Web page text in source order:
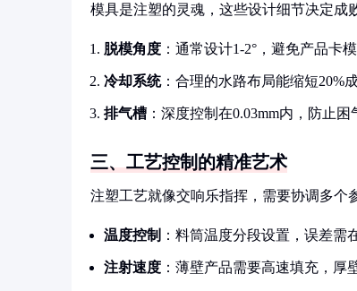
模具是注塑的灵魂，这些设计细节决定成
脱模角度 ：通常设计1-2°，避免产品卡模
冷却系统：合理的水路布局能缩短20%
排气槽 ：深度控制在0.03mm内，防止
三、工艺控制的精准艺术
注塑工艺就像交响乐指挥，需要协调多个
温度控制 ：料筒温度分段设置，误差需
注射速度 ：薄壁产品需要高速填充，厚